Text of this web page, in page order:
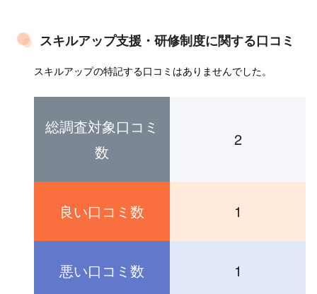
スキルアップ支援・研修制度に関する口コミ
スキルアップの特記する口コミはありませんでした。
総調査対象口コミ
数
2
良い口コミ数 1
悪い口コミ数 1